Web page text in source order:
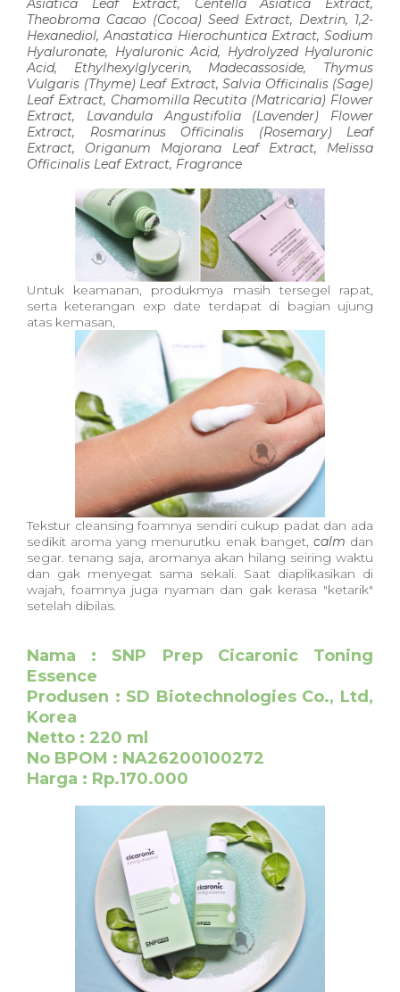
Asiatica Leaf Extract, Centella Asiatica Extract,
Theobroma Cacao (Cocoa) Seed Extract, Dextrin, 1,2-
Hexanediol, Anastatica Hierochuntica Extract, Sodium
Hyaluronate, Hyaluronic Acid, Hydrolyzed Hyaluronic
Acid, Ethylhexylglycerin, Madecassoside, Thymus
Vulgaris (Thyme) Leaf Extract, Salvia Officinalis (Sage)
Leaf Extract, Chamomilla Recutita (Matricaria) Flower
Extract, Lavandula Angustifolia (Lavender) Flower
Extract, Rosmarinus Officinalis (Rosemary) Leaf
Extract, Origanum Majorana Leaf Extract, Melissa
Officinalis Leaf Extract, Fragrance
Untuk keamanan, produkmya masih tersegel rapat,
serta keterangan exp date terdapat di bagian ujung
atas kemasan,
Tekstur cleansing foamnya sendiri cukup padat dan ada
sedikit aroma yang menurutku enak banget, calm dan
segar. tenang saja, aromanya akan hilang seiring waktu
dan gak menyegat sama sekali. Saat diaplikasikan di
wajah, foamnya juga nyaman dan gak kerasa "ketarik"
setelah dibilas.
Nama : SNP Prep Cicaronic Toning
Essence
Produsen : SD Biotechnologies Co., Ltd,
Korea
Netto : 220 ml
No BPOM : NA26200100272
Harga : Rp.170.000